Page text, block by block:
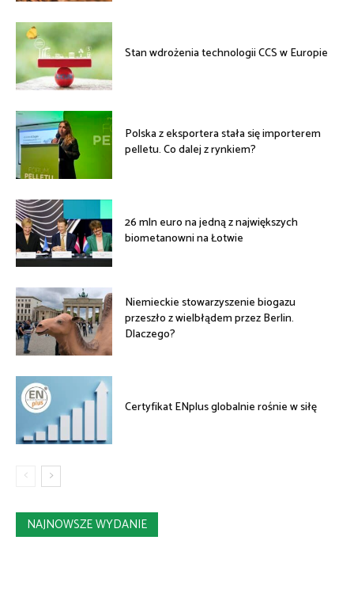
Stan wdrożenia technologii CCS w Europie
Polska z eksportera stała się importerem
pelletu. Co dalej z rynkiem?
26 mln euro na jedną z największych
biometanowni na Łotwie
Niemieckie stowarzyszenie biogazu
przeszło z wielbłądem przez Berlin.
Dlaczego?
Certyfikat ENplus globalnie rośnie w siłę
NAJNOWSZE WYDANIE